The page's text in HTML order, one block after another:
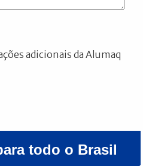
adicionais da Alumaq
todo o Brasil